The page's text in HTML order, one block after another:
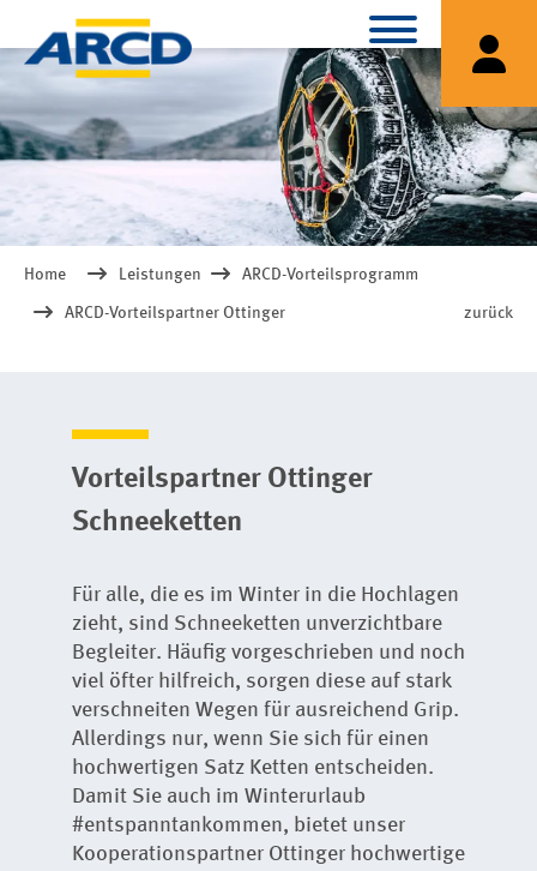
Home Leistungen ARCD-Vorteilsprogramm
ARCD-Vorteilspartner Ottinger zurück
Vorteilspartner Ottinger
Schneeketten
Für alle, die es im Winter in die Hochlagen
zieht, sind Schneeketten unverzichtbare
Begleiter. Häufig vorgeschrieben und noch
viel öfter hilfreich, sorgen diese auf stark
verschneiten Wegen für ausreichend Grip.
Allerdings nur, wenn Sie sich für einen
hochwertigen Satz Ketten entscheiden.
Damit Sie auch im Winterurlaub
#entspanntankommen, bietet unser
Kooperationspartner Ottinger hochwertige